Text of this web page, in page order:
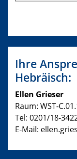
Ihre
Hebräisch:
Ellen Grieser
Raum: WST-
Tel: 0201/18-
E-Mail: